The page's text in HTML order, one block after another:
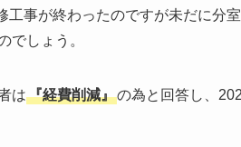
工事が終わったのですが未だに分
でしょう。
は『経費削減』の為と回答し、